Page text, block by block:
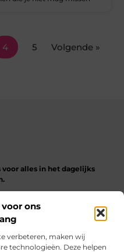
ons
verbeteren, maken wij
technologieën. Deze helpen
4 5 Volgende »
voor alles in het dagelijks
verbeteren van je dagelijkse